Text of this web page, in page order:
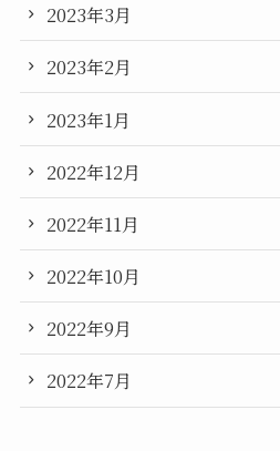
2023年3月
2023年2月
2023年1月
2022年12月
2022年11月
2022年10月
2022年9月
2022年7月